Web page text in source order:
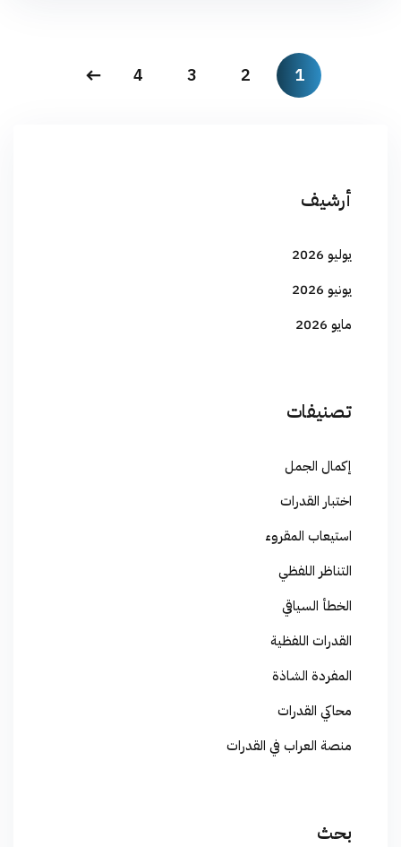
1
2
3
4
أرشيف
يوليو 2026
يونيو 2026
مايو 2026
تصنيفات
إكمال الجمل
اختبار القدرات
استيعاب المقروء
التناظر اللفظي
الخطأ السياقي
القدرات اللفظية
المفردة الشاذة
محاكي القدرات
منصة العراب في القدرات
بحث